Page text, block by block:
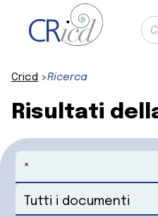
Cricd Ricerca
Risultati
Cerca
Seleziona un documento